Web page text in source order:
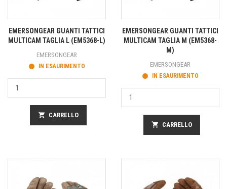
EMERSONGEAR GUANTI TATTICI
MULTICAM TAGLIA L (EM5368-L)
EMERSONGEAR
IN ESAURIMENTO
shopping_cart CARRELLO
EMERSONGEAR GUANTI TATTICI
MULTICAM TAGLIA M (EM5368-
M)
EMERSONGEAR
IN ESAURIMENTO
shopping_cart CARRELLO